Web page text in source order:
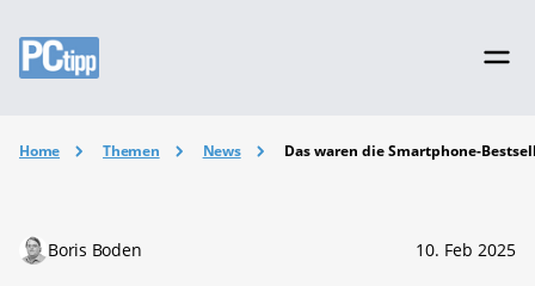
Home Themen News Das waren die Smartphone-
Boris Boden 10. Feb 2025